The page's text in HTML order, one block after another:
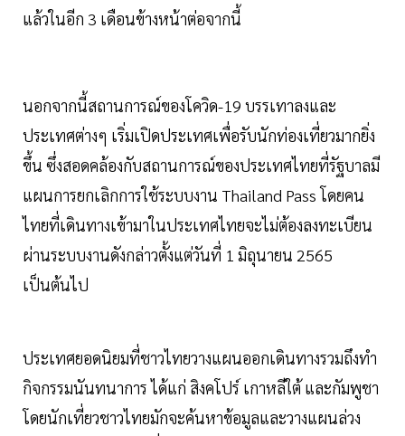
แล้วในอีก 3 เดือนข้างหน้าต่อจากนี้
นอกจากนี้สถานการณ์ของโควิด-19 บรรเทาลงและ
ประเทศต่างๆ เริ่มเปิดประเทศเพื่อรับนักท่องเที่ยวมากยิ่ง
ขึ้น ซึ่งสอดคล้องกับสถานการณ์ของประเทศไทยที่รัฐบาลมี
แผนการยกเลิกการใช้ระบบงาน Thailand Pass โดยคน
ไทยที่เดินทางเข้ามาในประเทศไทยจะไม่ต้องลงทะเบียน
ผ่านระบบงานดังกล่าวตั้งแต่วันที่ 1 มิถุนายน 2565
เป็นต้นไป
ประเทศยอดนิยมที่ชาวไทยวางแผนออกเดินทางรวมถึงทำ
กิจกรรมนันทนาการ ได้แก่ สิงคโปร์ เกาหลีใต้ และกัมพูชา
โดยนักเที่ยวชาวไทยมักจะค้นหาข้อมูลและวางแผนล่วง